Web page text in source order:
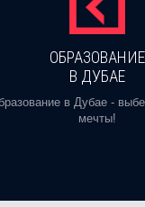
ОБРАЗОВАНИЕ
В ДУБАЕ
в Дубае -
мечты!